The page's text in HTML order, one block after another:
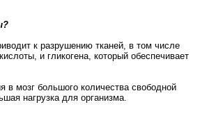
к разрушению тканей, в том числе
и гликогена, который обеспечивает
в мозг большого количества свободной
нагрузка для организма.